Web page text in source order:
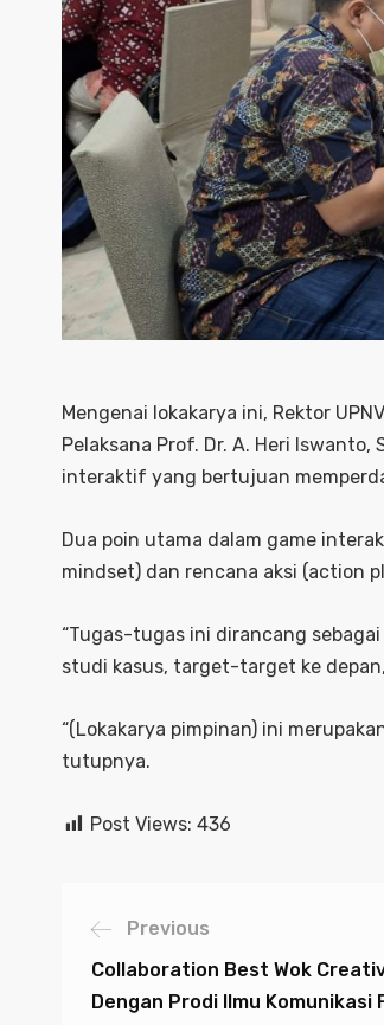
Mengenai lokakarya ini, Rektor
Pelaksana Prof. Dr. A. Heri
interaktif yang bertujuan
Dua poin utama dalam game
mindset) dan rencana aksi (action
“Tugas-tugas ini dirancang
studi kasus, target-target ke
“(Lokakarya pimpinan) ini
tutupnya.
Post Views: 436
Previous
Collaboration Best Wok
Dengan Prodi Ilmu Komunikasi